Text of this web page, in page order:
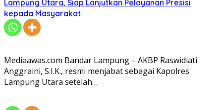
Lampung Utara, Siap Lanjutkan Pelayanan Presisi
kepada Masyarakat
Mediaawas.com Bandar Lampung – AKBP Raswidiati
Anggraini, S.I.K., resmi menjabat sebagai Kapolres
Lampung Utara setelah…